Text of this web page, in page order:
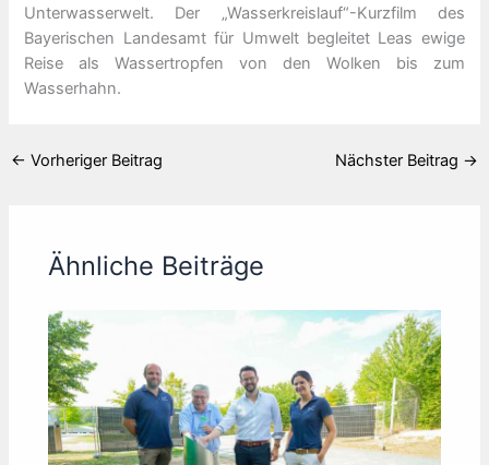
Unterwasserwelt. Der „Wasserkreislauf“-Kurzfilm des
Bayerischen Landesamt für Umwelt begleitet Leas ewige
Reise als Wassertropfen von den Wolken bis zum
Wasserhahn.
← Vorheriger Beitrag Nächster Beitrag →
Ähnliche Beiträge